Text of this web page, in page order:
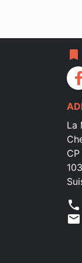
bookmark
facebook
La
phone
mail